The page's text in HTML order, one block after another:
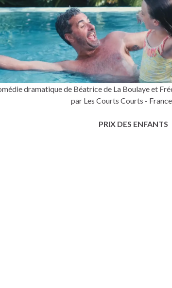
dramatique de Béatrice de La Boulaye et
par Les Courts Courts - France
PRIX DES ENFANTS